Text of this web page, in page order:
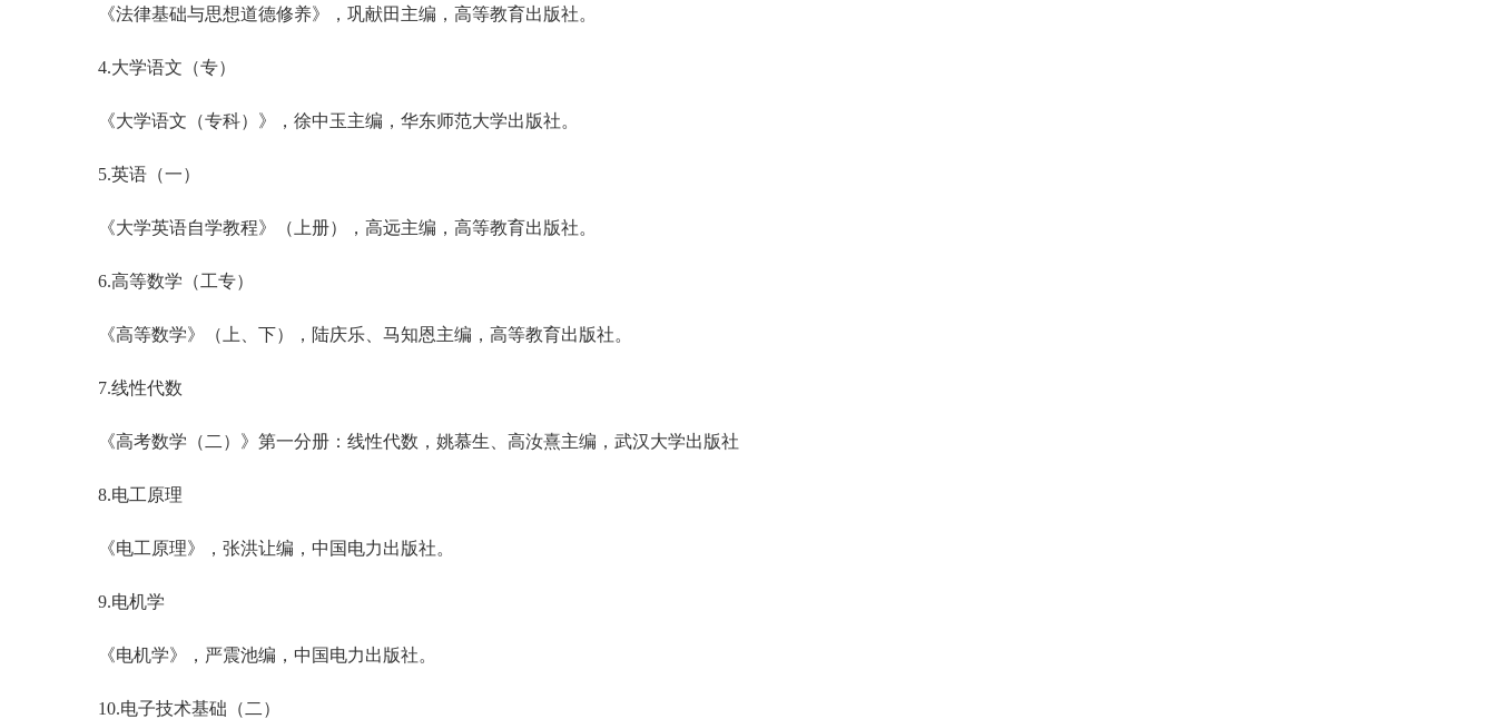
《法律基础与思想道德修养》，巩献田主编，高等教育出版社。
4.大学语文（专）
《大学语文（专科）》，徐中玉主编，华东师范大学出版社。
5.英语（一）
《大学英语自学教程》（上册），高远主编，高等教育出版社。
6.高等数学（工专）
《高等数学》（上、下），陆庆乐、马知恩主编，高等教育出版社。
7.线性代数
《高考数学（二）》第一分册：线性代数，姚慕生、高汝熹主编，武汉大学出版社
8.电工原理
《电工原理》，张洪让编，中国电力出版社。
9.电机学
《电机学》，严震池编，中国电力出版社。
10.电子技术基础（二）